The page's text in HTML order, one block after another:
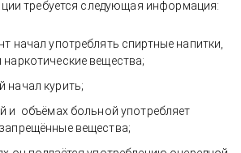
требуется следующая информация:
начал употреблять спиртные напитки,
наркотические вещества;
начал курить;
и объёмах больной употребляет
вещества;